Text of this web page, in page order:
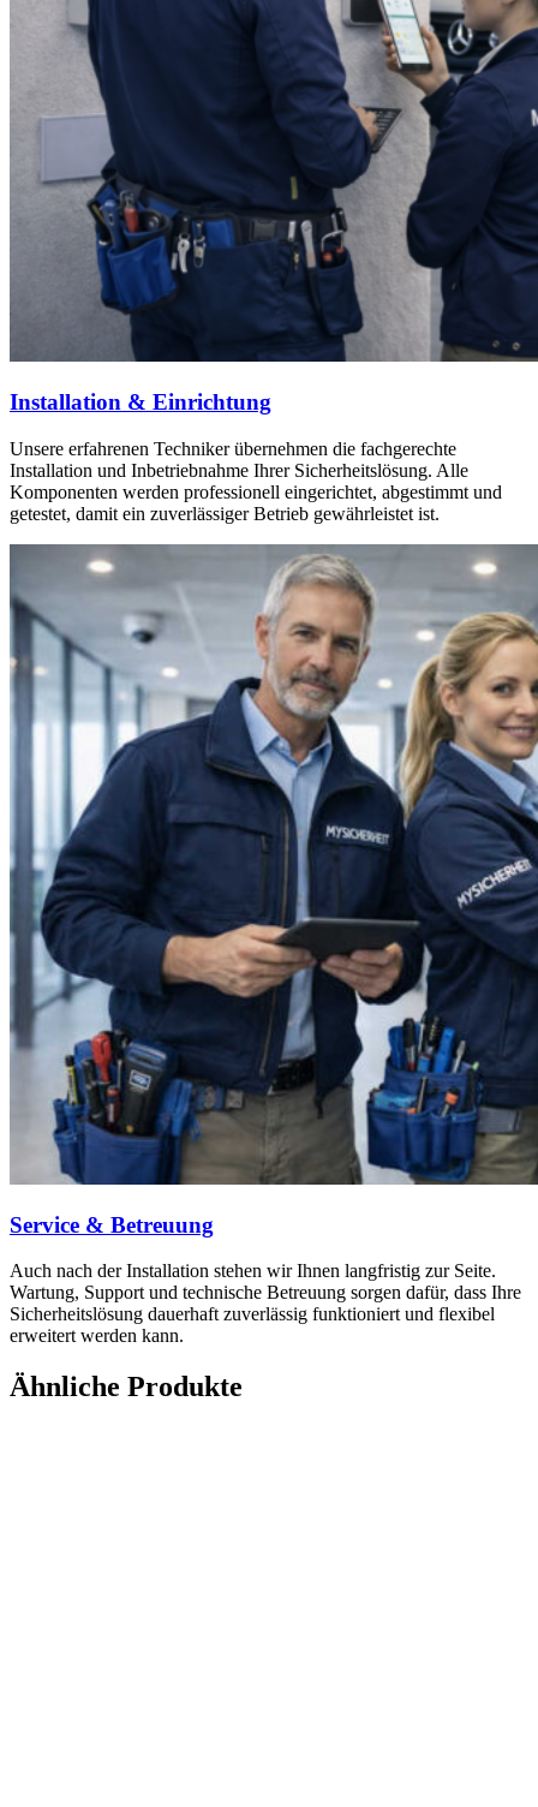
Installation & Einrichtung
Unsere erfahrenen Techniker übernehmen die fachgerechte
Installation und Inbetriebnahme Ihrer Sicherheitslösung. Alle
Komponenten werden professionell eingerichtet, abgestimmt und
getestet, damit ein zuverlässiger Betrieb gewährleistet ist.
Service & Betreuung
Auch nach der Installation stehen wir Ihnen langfristig zur Seite.
Wartung, Support und technische Betreuung sorgen dafür, dass Ihre
Sicherheitslösung dauerhaft zuverlässig funktioniert und flexibel
erweitert werden kann.
Ähnliche Produkte